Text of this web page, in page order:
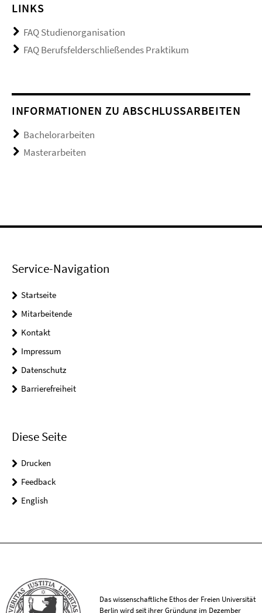
LINKS
FAQ Studienorganisation
FAQ Berufsfelderschließendes Praktikum
INFORMATIONEN ZU ABSCHLUSSARBEITEN
Bachelorarbeiten
Masterarbeiten
Service-Navigation
Startseite
Mitarbeitende
Kontakt
Impressum
Datenschutz
Barrierefreiheit
Diese Seite
Drucken
Feedback
English
Das wissenschaftliche Ethos der Freien Universität
Berlin wird seit ihrer Gründung im Dezember